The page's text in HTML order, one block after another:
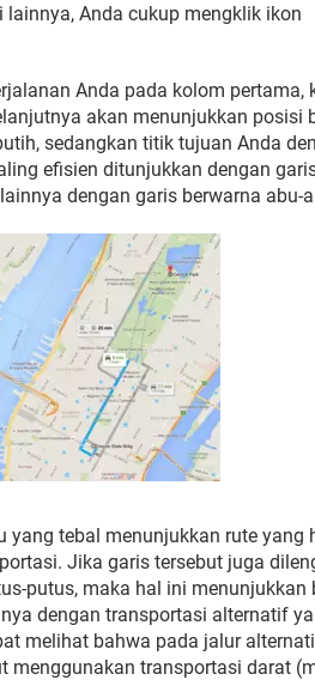
Anda cukup mengklik ikon
Anda pada kolom pertama,
akan menunjukkan posisi
sedangkan titik tujuan Anda
efisien ditunjukkan dengan
dengan garis berwarna abu-
tebal menunjukkan rute yang
Jika garis tersebut juga
putus, maka hal ini menunjukkan
dengan transportasi alternatif
melihat bahwa pada jalur
menggunakan transportasi darat